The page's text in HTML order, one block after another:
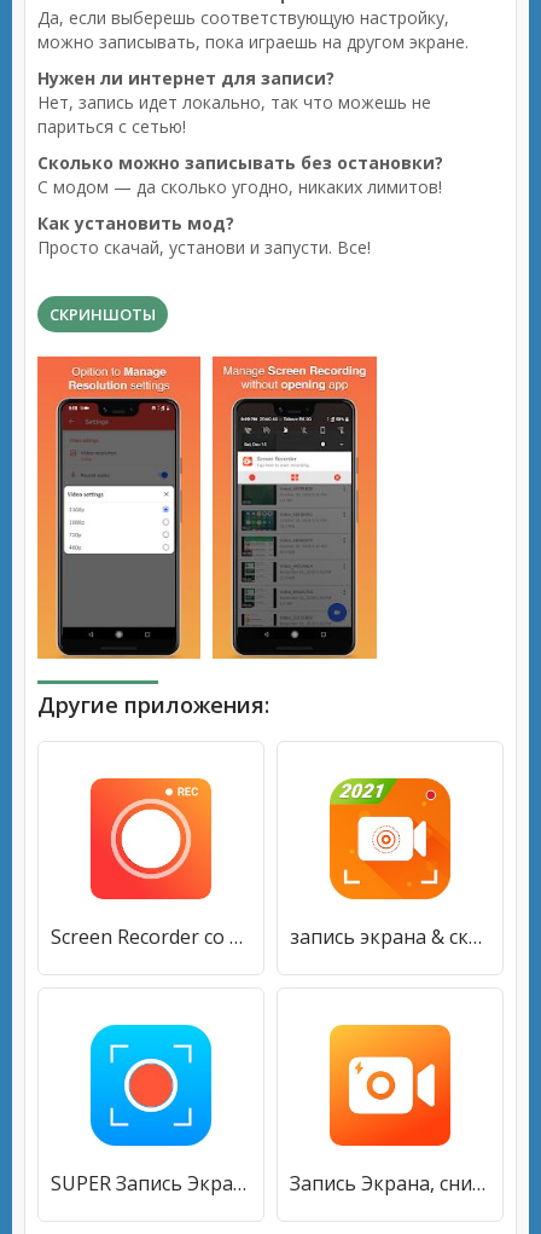
Да, если выберешь соответствующую настройку,
можно записывать, пока играешь на другом экране.
Нужен ли интернет для записи?
Нет, запись идет локально, так что можешь не
париться с сетью!
Сколько можно записывать без остановки?
С модом — да сколько угодно, никаких лимитов!
Как установить мод?
Просто скачай, установи и запусти. Все!
СКРИНШОТЫ
Другие приложения:
Screen Recorder со звуком, снимок экрана запись экрана & скриншот экрана, захват видео
SUPER Запись Экрана- снимать видео с экрана&съёмки Запись Экрана, снимать видео с экрана - Vidma Lite